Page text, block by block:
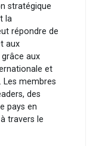
stratégique
la
répondre de
aux
aux
et
Les membres
des
pays en
travers le